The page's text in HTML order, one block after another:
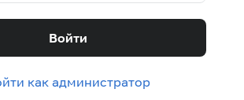
Войти
как администратор